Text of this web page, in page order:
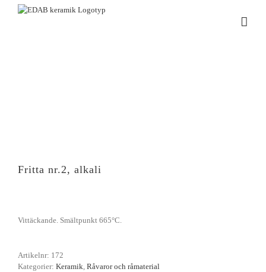
Fortsätt
Fritta nr.2, alkali
Vittäckande. Smältpunkt 665°C.
Artikelnr: 172
Kategorier: Keramik, Råvaror och råmaterial